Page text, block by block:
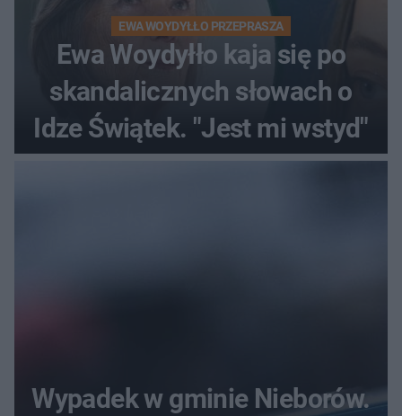
EWA WOYDYŁŁO PRZEPRASZA
Ewa Woydyłło kaja się po
skandalicznych słowach o
Idze Świątek. "Jest mi wstyd"
Wypadek w gminie Nieborów.